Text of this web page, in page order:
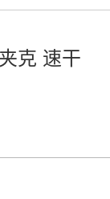
克 速干